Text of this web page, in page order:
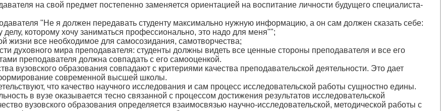
на свой предмет постепенно заменяется ориентацией на воспитание личности будущего специалиста-
"Не я должен передавать студенту максимально нужную информацию, а он сам должен сказать себе:
делу, которому хочу заниматься профессионально, это надо для меня"";
жизни все необходимое для самосозидания, самотворчества;
духовного мира преподавателя: студенты должны видеть все ценные стороны преподавателя и все его
преподавателя должна совпадать с его самооценкой.
вузовского образования совпадают с критериями качества преподавательской деятельности. Это дает
современной высшей школы.
что качество научного исследования и сам процесс исследовательской работы сущностно едины.
в вузе оказывается тесно связанной с процессом достижения результатов исследовательской
вузовского образования определяется взаимосвязью научно-исследовательской, методической работы с